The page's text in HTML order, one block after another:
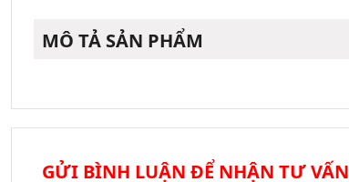
MÔ TẢ SẢN PHẨM
GỬI BÌNH LUẬN ĐỂ NHẬN TƯ VẤN